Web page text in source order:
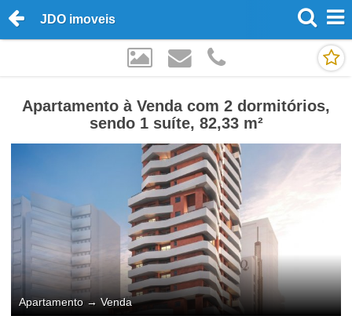
JDO imoveis
Apartamento à Venda com 2 dormitórios,
sendo 1 suíte, 82,33 m²
Apartamento→ Venda